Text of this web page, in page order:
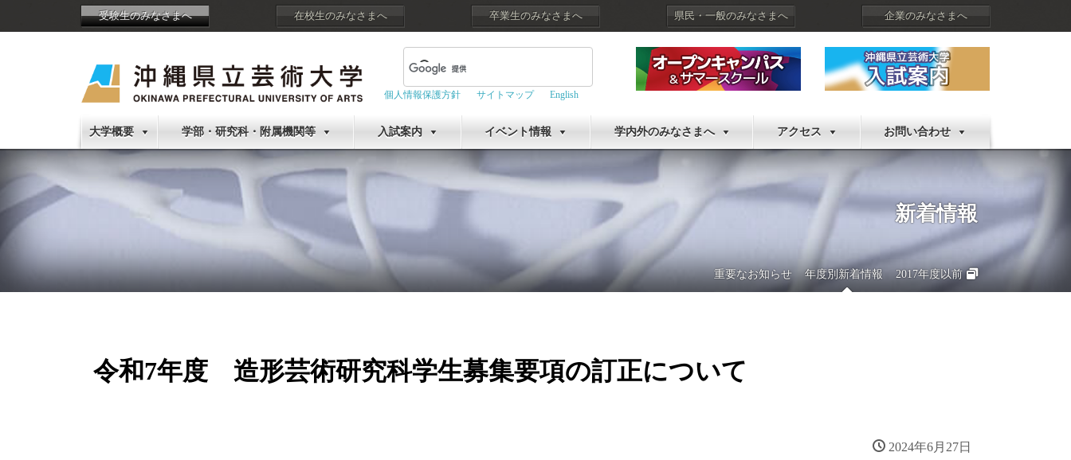
受験生のみなさまへ 在校生のみなさまへ 卒業生のみなさまへ 県民・一般のみなさまへ 企業のみなさまへ
個人情報保護方針 サイトマップ English
大学概要 学部・研究科・附属機関等 入試案内 イベント情報 学内外のみなさまへ アクセス お問い合わせ
新着情報
重要なお知らせ 年度別新着情報 2017年度以前
令和7年度 造形芸術研究科学生募集要項の訂正について
2024年6月27日